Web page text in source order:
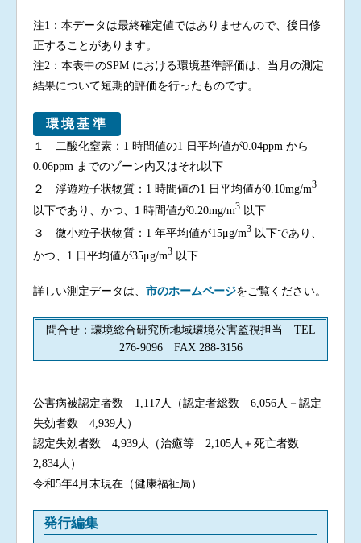
注1：本データは最終確定値ではありませんので、後日修
正することがあります。
注2：本表中のSPM における環境基準評価は、当月の測定
結果について短期的評価を行ったものです。
環境基準
１ 二酸化窒素：1 時間値の1 日平均値が0.04ppm から
0.06ppm までのゾーン内又はそれ以下
２ 浮遊粒子状物質：1 時間値の1 日平均値が0.10mg/m3
以下であり、かつ、1 時間値が0.20mg/m3 以下
３ 微小粒子状物質：1 年平均値が15μg/m3 以下であり、
かつ、1 日平均値が35μg/m3 以下
詳しい測定データは、 市のホームページをご覧ください。
問合せ：環境総合研究所地域環境公害監視担当 TEL
276-9096 FAX 288-3156
公害病被認定者数 1,117人（認定者総数 6,056人－認定
失効者数 4,939人）
認定失効者数 4,939人（治癒等 2,105人＋死亡者数
2,834人）
令和5年4月末現在（健康福祉局）
発行編集